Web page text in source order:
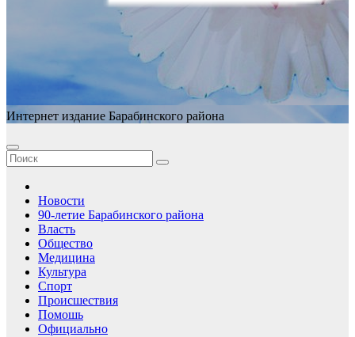
Интернет издание Барабинского района
Новости
90-летие Барабинского района
Власть
Общество
Медицина
Культура
Спорт
Происшествия
Помошь
Официально